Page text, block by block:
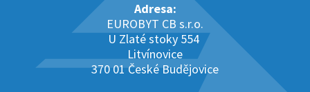
Adresa:
EUROBYT CB s.r.o.
U Zlaté stoky 554
Litvínovice
370 01 České Budějovice